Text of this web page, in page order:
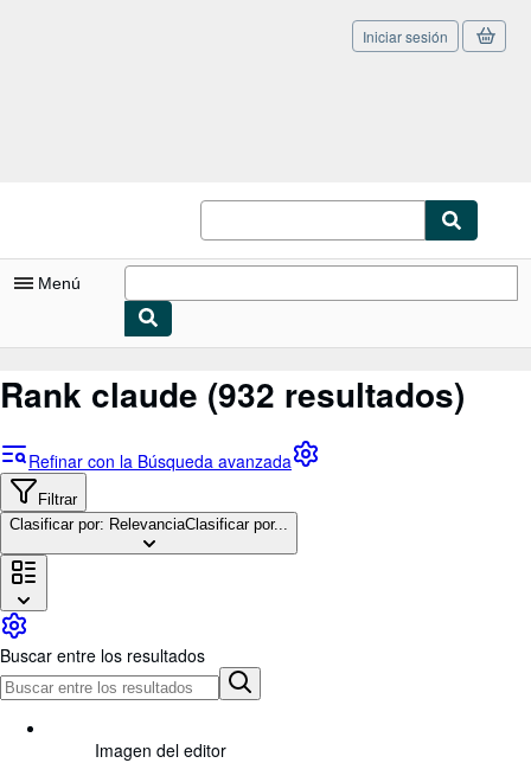
Pasar al contenido principal
Iniciar sesión
Menú
Consultar mis pedidos
Cerrar sesión
Búsqueda avanzada
Colecciones
Libros antiguos
Arte y coleccionismo
Vendedores
Comenzar a vender
Rank claude (932 resultados)
Refinar con la Búsqueda avanzada
Filtrar
Clasificar por: RelevanciaClasificar por...
Buscar entre los resultados
Imagen del editor